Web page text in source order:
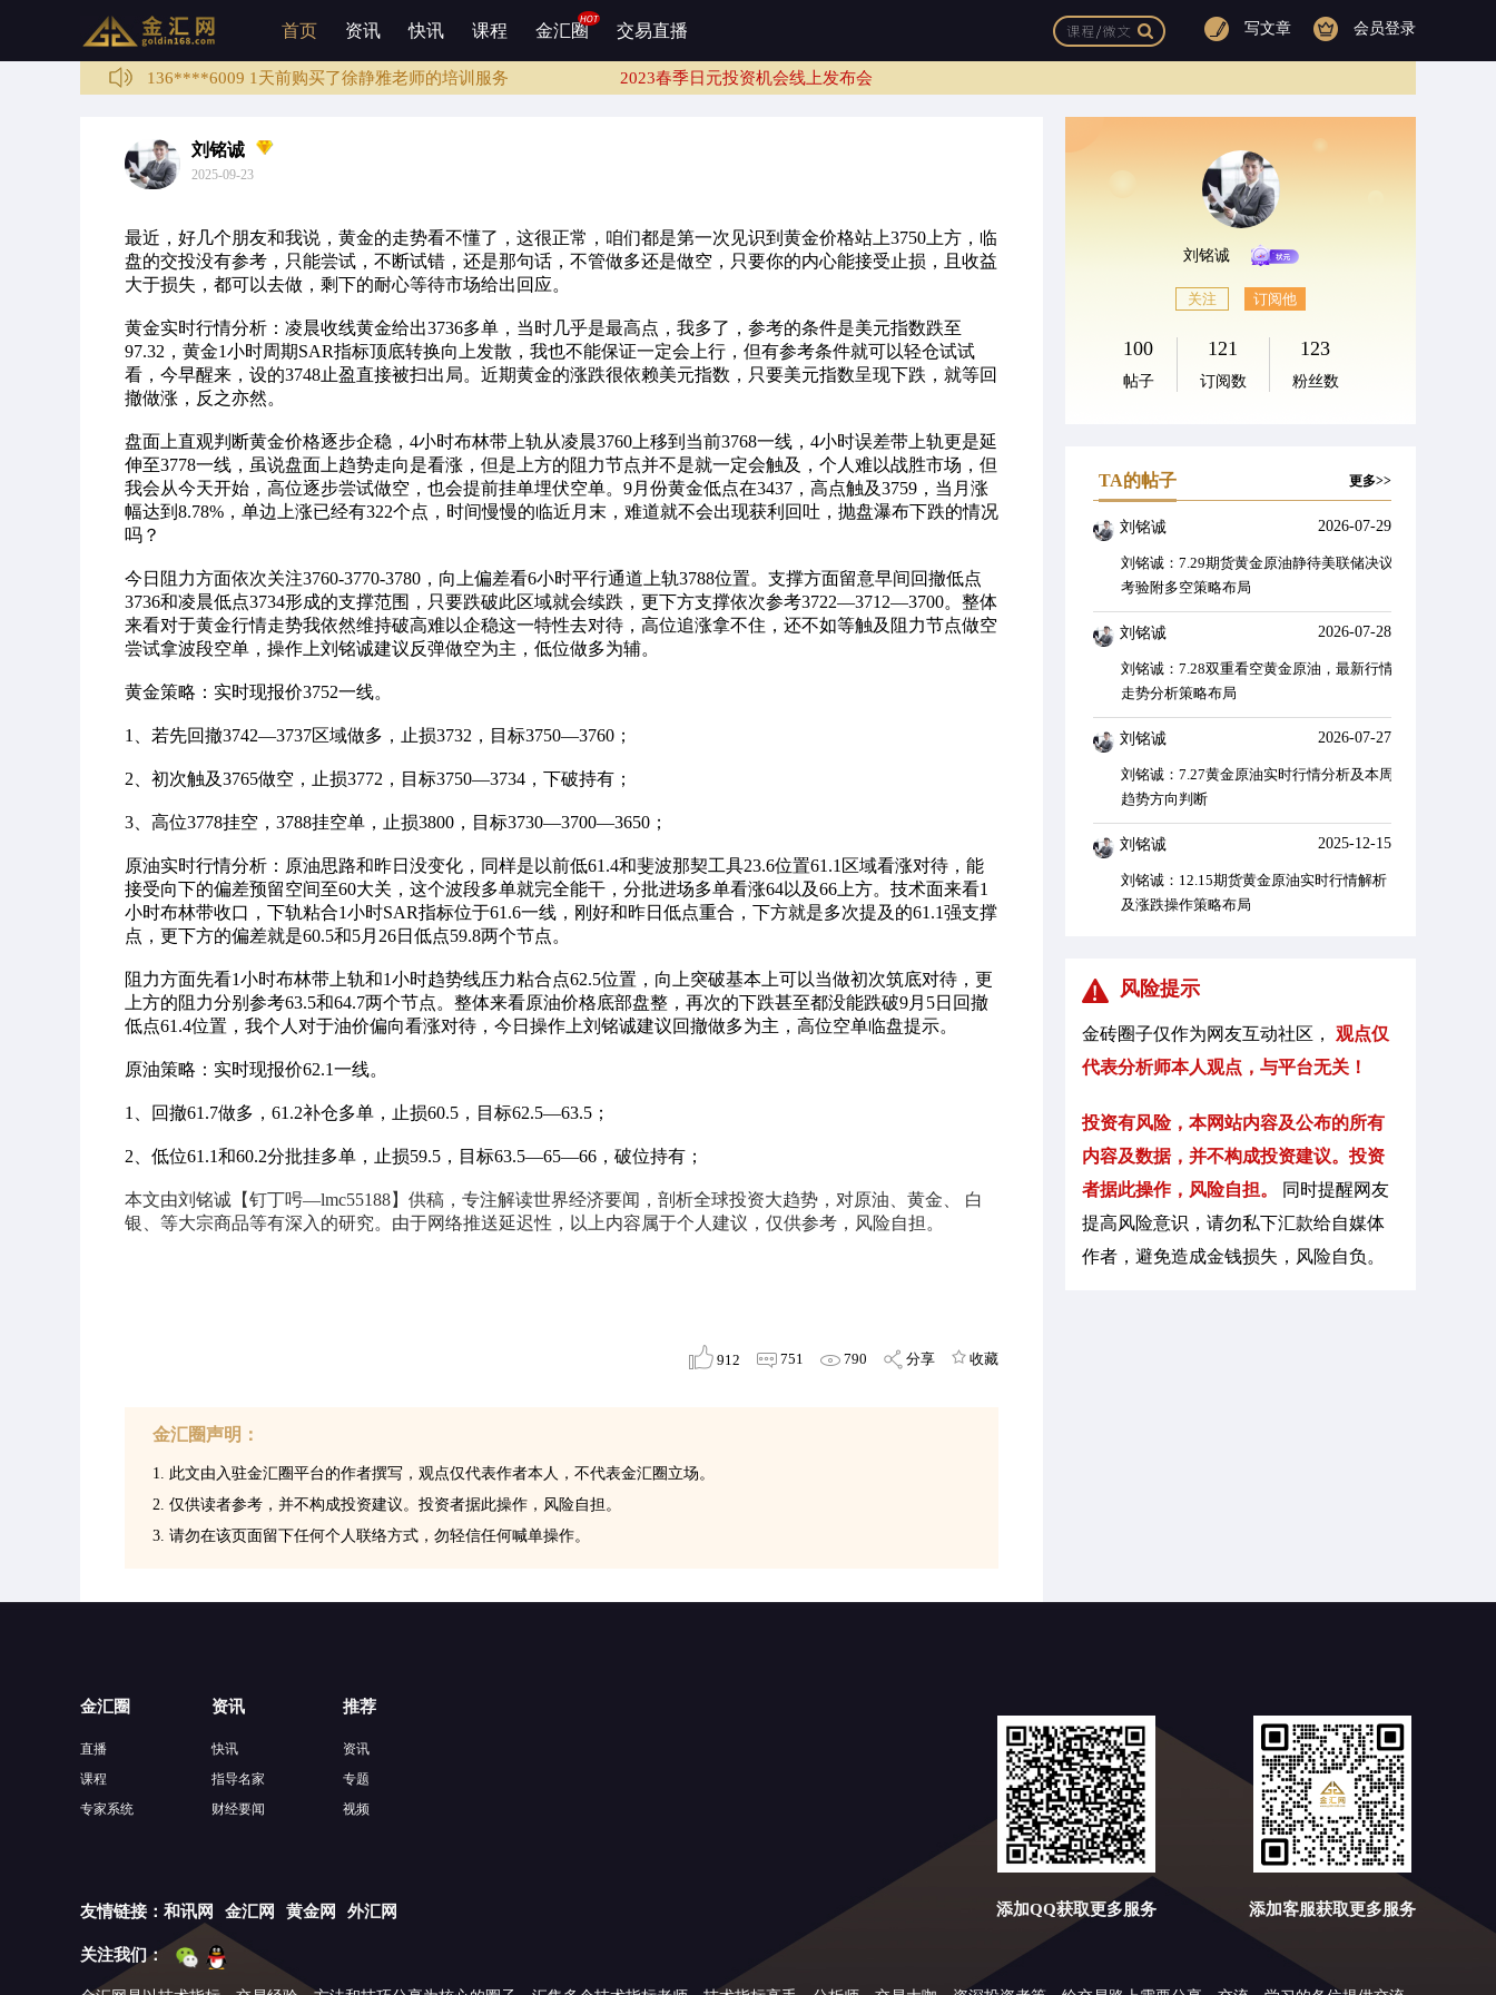
首页 资讯 快讯 课程 金汇圈 交易直播 会员登录
写文章
2023春季日元投资机会线上发布会
188****0068 1天前购买了培训课程
2023春季日元投资机会线上发布会
136****6009 1天前购买了徐静雅老师的培训服务
2023春季日元投资机会线上发布会
136****4589 3天前购买了培训课程
137****6789 3天前购买了徐静雅老师的培训服务
刘铭诚
2025-09-23
最近，好几个朋友和我说，黄金的走势看不懂了，这很正常，咱们都是第一次见识到黄金价格站上3750上方，临
盘的交投没有参考，只能尝试，不断试错，还是那句话，不管做多还是做空，只要你的内心能接受止损，且收益
大于损失，都可以去做，剩下的耐心等待市场给出回应。
黄金实时行情分析：凌晨收线黄金给出3736多单，当时几乎是最高点，我多了，参考的条件是美元指数跌至
97.32，黄金1小时周期SAR指标顶底转换向上发散，我也不能保证一定会上行，但有参考条件就可以轻仓试试
看，今早醒来，设的3748止盈直接被扫出局。近期黄金的涨跌很依赖美元指数，只要美元指数呈现下跌，就等回
撤做涨，反之亦然。
盘面上直观判断黄金价格逐步企稳，4小时布林带上轨从凌晨3760上移到当前3768一线，4小时误差带上轨更是延
伸至3778一线，虽说盘面上趋势走向是看涨，但是上方的阻力节点并不是就一定会触及，个人难以战胜市场，但
我会从今天开始，高位逐步尝试做空，也会提前挂单埋伏空单。9月份黄金低点在3437，高点触及3759，当月涨
幅达到8.78%，单边上涨已经有322个点，时间慢慢的临近月末，难道就不会出现获利回吐，抛盘瀑布下跌的情况
吗？
今日阻力方面依次关注3760-3770-3780，向上偏差看6小时平行通道上轨3788位置。支撑方面留意早间回撤低点
3736和凌晨低点3734形成的支撑范围，只要跌破此区域就会续跌，更下方支撑依次参考3722—3712—3700。整体
来看对于黄金行情走势我依然维持破高难以企稳这一特性去对待，高位追涨拿不住，还不如等触及阻力节点做空
尝试拿波段空单，操作上刘铭诚建议反弹做空为主，低位做多为辅。
黄金策略：实时现报价3752一线。
1、若先回撤3742—3737区域做多，止损3732，目标3750—3760；
2、初次触及3765做空，止损3772，目标3750—3734，下破持有；
3、高位3778挂空，3788挂空单，止损3800，目标3730—3700—3650；
原油实时行情分析：原油思路和昨日没变化，同样是以前低61.4和斐波那契工具23.6位置61.1区域看涨对待，能
接受向下的偏差预留空间至60大关，这个波段多单就完全能干，分批进场多单看涨64以及66上方。技术面来看1
小时布林带收口，下轨粘合1小时SAR指标位于61.6一线，刚好和昨日低点重合，下方就是多次提及的61.1强支撑
点，更下方的偏差就是60.5和5月26日低点59.8两个节点。
阻力方面先看1小时布林带上轨和1小时趋势线压力粘合点62.5位置，向上突破基本上可以当做初次筑底对待，更
上方的阻力分别参考63.5和64.7两个节点。整体来看原油价格底部盘整，再次的下跌甚至都没能跌破9月5日回撤
低点61.4位置，我个人对于油价偏向看涨对待，今日操作上刘铭诚建议回撤做多为主，高位空单临盘提示。
原油策略：实时现报价62.1一线。
1、回撤61.7做多，61.2补仓多单，止损60.5，目标62.5—63.5；
2、低位61.1和60.2分批挂多单，止损59.5，目标63.5—65—66，破位持有；
本文由刘铭诚【钉丁呺—lmc55188】供稿，专注解读世界经济要闻，剖析全球投资大趋势，对原油、黄金、 白
银、等大宗商品等有深入的研究。由于网络推送延迟性，以上内容属于个人建议，仅供参考，风险自担。
912 751 790 分享 收藏
金汇圈声明：
1. 此文由入驻金汇圈平台的作者撰写，观点仅代表作者本人，不代表金汇圈立场。
2. 仅供读者参考，并不构成投资建议。投资者据此操作，风险自担。
3. 请勿在该页面留下任何个人联络方式，勿轻信任何喊单操作。
刘铭诚
关注 订阅他
100
帖子
121
订阅数
123
粉丝数
TA的帖子 更多>>
刘铭诚 2026-07-29
刘铭诚：7.29期货黄金原油静待美联储决议
考验附多空策略布局
刘铭诚 2026-07-28
刘铭诚：7.28双重看空黄金原油，最新行情
走势分析策略布局
刘铭诚 2026-07-27
刘铭诚：7.27黄金原油实时行情分析及本周
趋势方向判断
刘铭诚 2025-12-15
刘铭诚：12.15期货黄金原油实时行情解析
及涨跌操作策略布局
刘铭诚：10.13黄金策略短多长空布局，期
刘铭诚 2025-10-10
憋劲做多看涨附操作建议
刘铭诚 2025-10-09
刘铭诚：10.9国际黄金价格暴涨点评及原油
期货分析操作建议
刘铭诚 2025-09-30
风险提示
金砖圈子仅作为网友互动社区， 观点仅
代表分析师本人观点，与平台无关！
投资有风险，本网站内容及公布的所有
内容及数据，并不构成投资建议。投资
者据此操作，风险自担。
同时提醒网友
提高风险意识，请勿私下汇款给自媒体
作者，避免造成金钱损失，风险自负。
金汇圈
直播
课程
专家系统
资讯
快讯
指导名家
财经要闻
推荐
资讯
专题
视频
友情链接： 和讯网 金汇网 黄金网 外汇网 添加QQ获取更多服务 添加客服获取更多服务
关注我们：